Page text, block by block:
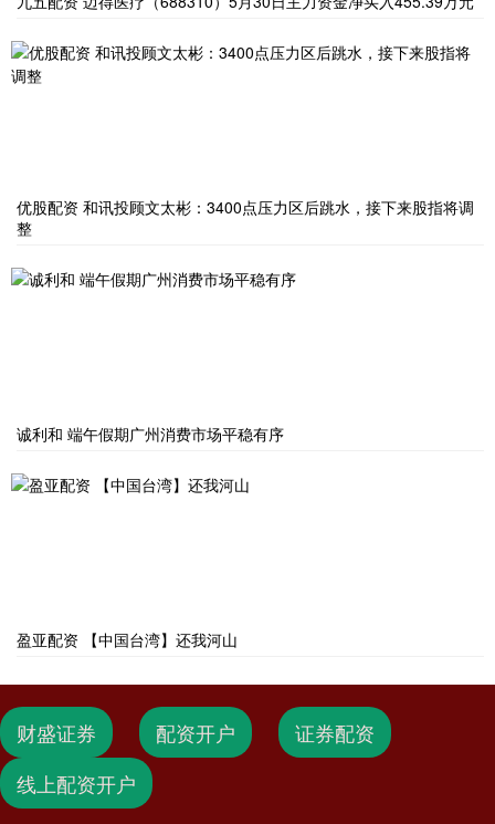
优股配资 和讯投顾文太彬：3400点压力区后跳水，接下来股指将调
整
诚利和 端午假期广州消费市场平稳有序
盈亚配资 【中国台湾】还我河山
财盛证券 配资开户
证券配资
线上配资开户